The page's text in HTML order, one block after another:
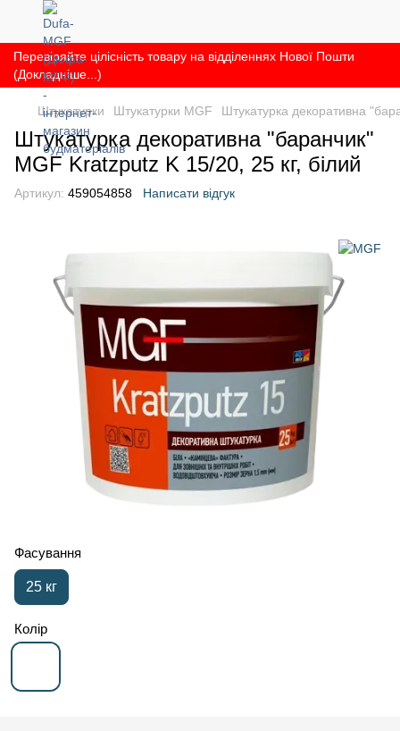
Перевіряйте цілісність товару на відділеннях Нової Пошти
(Докладніше...)
Штукатурки Штукатурки MGF Штукатурка декоративна
Штукатурка декоративна "баранчик"
MGF Kratzputz K 15/20, 25 кг, білий
Артикул: 459054858 Написати відгук
Фасування
25 кг
Колір